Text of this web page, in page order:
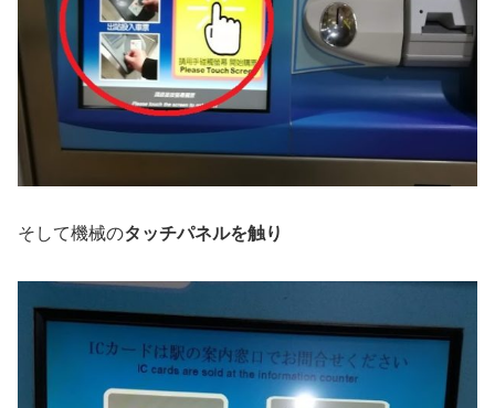
そして機械のタッチパネルを触り